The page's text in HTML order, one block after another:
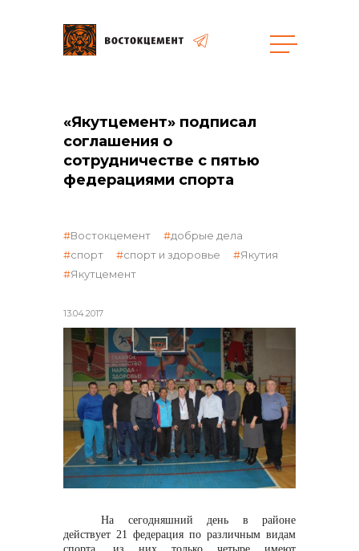
Закупки
общая информация
объявленные закупки
реализация неликвидов
контакты отдела закупок
«Якутцемент» подписал
соглашения о
сотрудничестве с пятью
федерациями спорта
13.04.2017
Востокцемент
добрые дела
спорт
спорт и здоровье
Якутия
Якутцемент
На сегодняшний день в районе
действует 21 федерация по различным видам